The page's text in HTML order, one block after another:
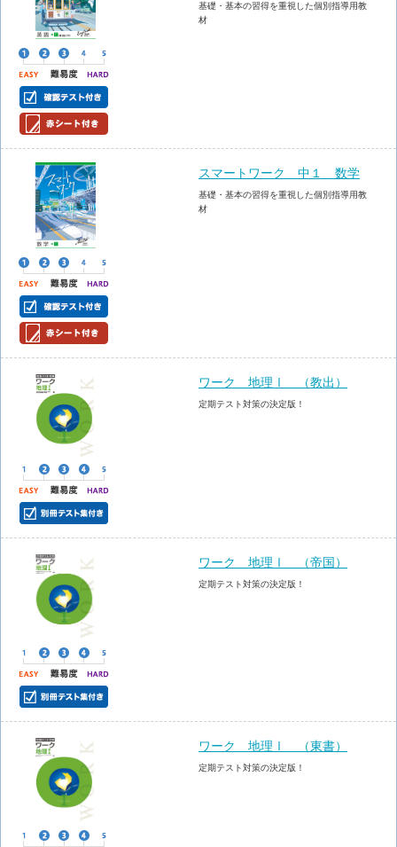
基礎・基本の習得を重視した個別指導用教
材
スマートワーク 中１ 数学
基礎・基本の習得を重視した個別指導用教
材
ワーク 地理Ⅰ （教出）
定期テスト対策の決定版！
ワーク 地理Ⅰ （帝国）
定期テスト対策の決定版！
ワーク 地理Ⅰ （東書）
定期テスト対策の決定版！